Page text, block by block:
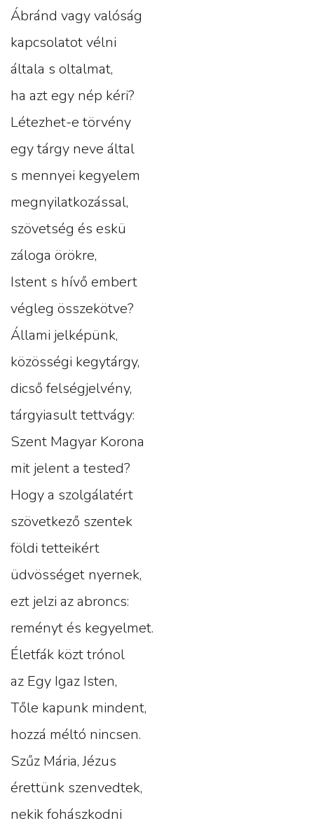
Ábránd vagy valóság
kapcsolatot vélni
általa s oltalmat,
ha azt egy nép kéri?
Létezhet-e törvény
egy tárgy neve által
s mennyei kegyelem
megnyilatkozással,
szövetség és eskü
záloga örökre,
Istent s hívő embert
végleg összekötve?
Állami jelképünk,
közösségi kegytárgy,
dicső felségjelvény,
tárgyiasult tettvágy:
Szent Magyar Korona
mit jelent a tested?
Hogy a szolgálatért
szövetkező szentek
földi tetteikért
üdvösséget nyernek,
ezt jelzi az abroncs:
reményt és kegyelmet.
Életfák közt trónol
az Egy Igaz Isten,
Tőle kapunk mindent,
hozzá méltó nincsen.
Szűz Mária, Jézus
érettünk szenvedtek,
nekik fohászkodni